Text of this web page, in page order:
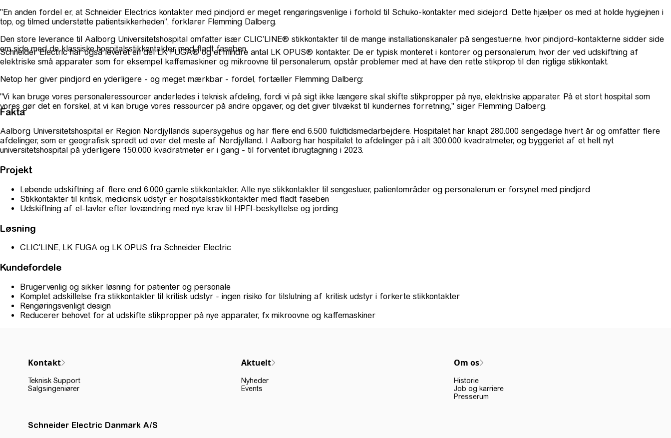
"En anden fordel er, at Schneider Electrics kontakter med pindjord er meget rengøringsvenlige i forhold til Schuko-kontakter med sidejord. Dette hjælper os med at holde hygiejnen i
top, og tilmed understøtte patientsikkerheden”, forklarer Flemming Dalberg.
Den store leverance til Aalborg Universitetshospital omfatter især CLIC’LINE® stikkontakter til de mange installationskanaler på sengestuerne, hvor pindjord-kontakterne sidder side
om side med de klassiske hospitalsstikkontakter med fladt faseben.
Schneider Electric har også leveret en del LK FUGA® og et mindre antal LK OPUS® kontakter. De er typisk monteret i kontorer og personalerum, hvor der ved udskiftning af
elektriske små apparater som for eksempel kaffemaskiner og mikroovne til personalerum, opstår problemer med at have den rette stikprop til den rigtige stikkontakt.
Netop her giver pindjord en yderligere - og meget mærkbar - fordel, fortæller Flemming Dalberg:
"Vi kan bruge vores personaleressourcer anderledes i teknisk afdeling, fordi vi på sigt ikke længere skal skifte stikpropper på nye, elektriske apparater. På et stort hospital som
vores gør det en forskel, at vi kan bruge vores ressourcer på andre opgaver, og det giver tilvækst til kundernes forretning," siger Flemming Dalberg.
Fakta
Aalborg Universitetshospital er Region Nordjyllands supersygehus og har flere end 6.500 fuldtidsmedarbejdere. Hospitalet har knapt 280.000 sengedage hvert år og omfatter flere
afdelinger, som er geografisk spredt ud over det meste af Nordjylland. I Aalborg har hospitalet to afdelinger på i alt 300.000 kvadratmeter, og byggeriet af et helt nyt
universitetshospital på yderligere 150.000 kvadratmeter er i gang - til forventet ibrugtagning i 2023.
Projekt
Løbende udskiftning af flere end 6.000 gamle stikkontakter. Alle nye stikkontakter til sengestuer, patientområder og personalerum er forsynet med pindjord
Stikkontakter til kritisk, medicinsk udstyr er hospitalsstikkontakter med fladt faseben
Udskiftning af el-tavler efter lovændring med nye krav til HPFI-beskyttelse og jording
Løsning
CLIC'LINE, LK FUGA og LK OPUS fra Schneider Electric
Kundefordele
Brugervenlig og sikker løsning for patienter og personale
Komplet adskillelse fra stikkontakter til kritisk udstyr - ingen risiko for tilslutning af kritisk udstyr i forkerte stikkontakter
Rengøringsvenligt design
Reducerer behovet for at udskifte stikpropper på nye apparater, fx mikroovne og kaffemaskiner
Kontakt
Teknisk Support
Salgsingeniører
Aktuelt
Nyheder
Events
Om os
Historie
Job og karriere
Presserum
Schneider Electric Danmark A/S